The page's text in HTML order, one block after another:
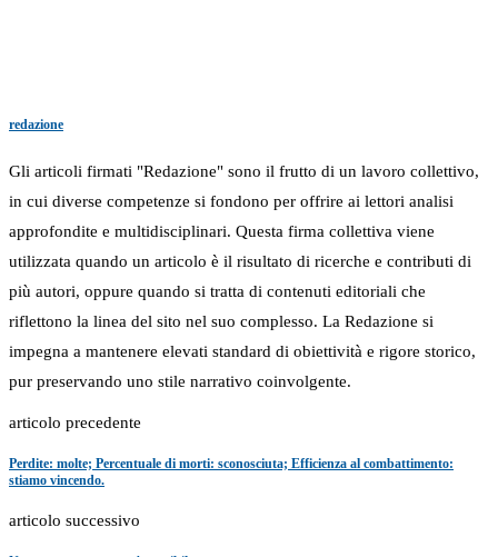
redazione
Gli articoli firmati "Redazione" sono il frutto di un lavoro collettivo,
in cui diverse competenze si fondono per offrire ai lettori analisi
approfondite e multidisciplinari. Questa firma collettiva viene
utilizzata quando un articolo è il risultato di ricerche e contributi di
più autori, oppure quando si tratta di contenuti editoriali che
riflettono la linea del sito nel suo complesso. La Redazione si
impegna a mantenere elevati standard di obiettività e rigore storico,
pur preservando uno stile narrativo coinvolgente.
articolo precedente
Perdite: molte; Percentuale di morti: sconosciuta; Efficienza al combattimento:
stiamo vincendo.
articolo successivo